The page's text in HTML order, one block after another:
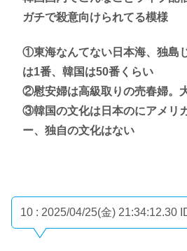
ガチで殺意向けられてる模様
①東海なんてない日本海、独島
は1番、韓国は50番くらい
②慰安婦は高級取りの売春婦。
③韓国の文化は日本のにアメリ
ー、独自の文化はない
10 : 2025/04/25(金) 21:34:12.30